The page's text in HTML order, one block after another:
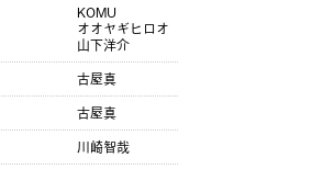
KOMU
オオヤギヒロオ
山下洋介
古屋真
古屋真
川崎智哉